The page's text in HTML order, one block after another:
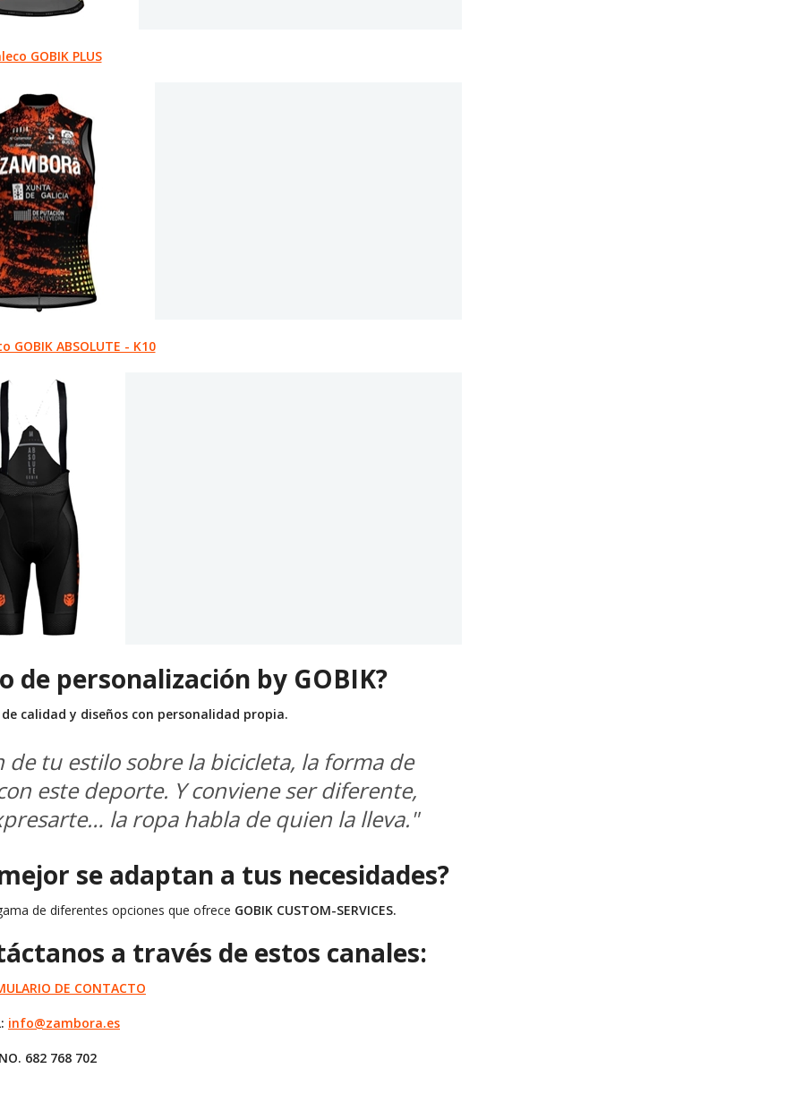
GOBIK PLUS
GOBIK ABSOLUTE - K10
de personalización by GOBIK?
calidad y diseños con personalidad propia.
tu estilo sobre la bicicleta, la forma de
este deporte. Y conviene ser diferente,
la ropa habla de quien la lleva."
se adaptan a tus necesidades?
de diferentes opciones que ofrece GOBIK CUSTOM-SERVICES.
a través de estos canales:
DE CONTACTO
info@zambora.es
682 768 702